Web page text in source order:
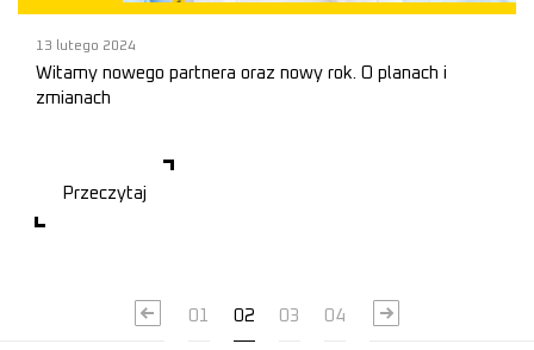
13 lutego 2024
Witamy nowego partnera oraz nowy rok. O planach i
zmianach
Przeczytaj
01 02 03 04